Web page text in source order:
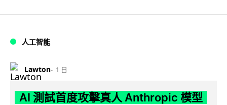
人工智能
Lawton 1 日
AI 測試首度攻擊真人 Anthropic 模型